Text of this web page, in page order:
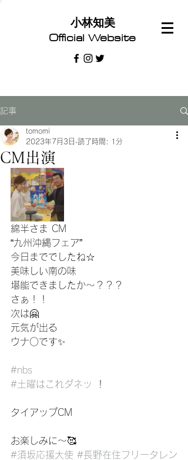
Official Website
​小林知美
記事
CM出演
tomomi
2023年7月3日 読了時間: 1分
綿半さま CM
“九州沖縄フェア”
今日まででしたね☆
美味しい南の味
堪能できましたか〜？？？
さぁ！！
次は🤗
元気が出る
ウナ○です✨
#nbs
#土曜はこれダネッ
！
タイアップCM
お楽しみに〜🥰
#須坂応援大使 #長野在住フリータレン